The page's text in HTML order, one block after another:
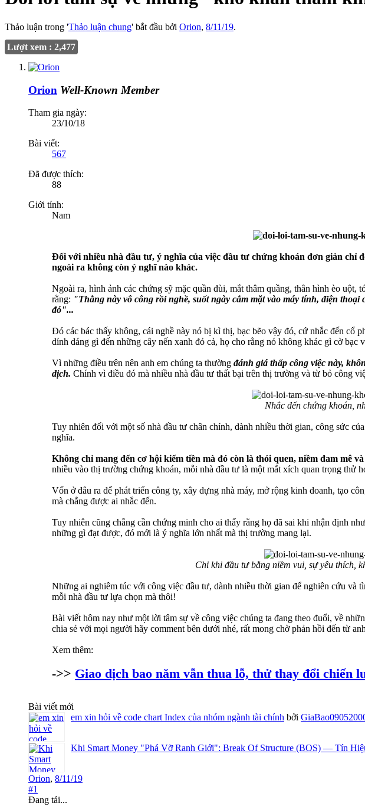
Thảo luận trong 'Thảo luận chung' bắt đầu bởi Orion, 8/11/19.
Lượt xem : 2,477
Orion Well-Known Member
Tham gia ngày:
23/10/18
Bài viết:
567
Đã được thích:
88
Giới tính:
Nam
Đối với nhiều nhà đầu tư, ý nghĩa của việc đầu tư chứng khoán đơn giản chỉ
ngoài ra không còn ý nghĩ nào khác.
Ngoài ra, hình ảnh các chứng sỹ mặc quần đùi, mắt thâm quầng, thân hình èo
rằng: "Thằng này vô công rồi nghề, suốt ngày cắm mặt vào máy tính, điện
đó"...
Đó các bác thấy không, cái nghề này nó bị kì thị, bạc bẽo vậy đó, cứ nhắc đến cổ
dính dáng gì đến những cây nến xanh đỏ cả, họ cho rằng nó không khác gì cờ bạc
Vì những điều trên nên anh em chúng ta thường đánh giá thấp công việc này,
dịch. Chính vì điều đó mà nhiều nhà đầu tư thất bại trên thị trường và từ bỏ công
Nhắc đến chứng khoán,
Tuy nhiên đối với một số nhà đầu tư chân chính, dành nhiều thời gian, công sức
nghĩa.
Không chỉ mang đến cơ hội kiếm tiền mà đó còn là thói quen, niềm đam mê
nhiều vào thị trường chứng khoán, mỗi nhà đầu tư là một mắt xích quan trọng thử
Vốn ở đâu ra để phát triển công ty, xây dựng nhà máy, mở rộng kinh doanh, tạo
mà chẳng được ai nhắc đến.
Tuy nhiên cũng chẳng cần chứng minh cho ai thấy rằng họ đã sai khi nhận định
những gì đạt được, đó mới là ý nghĩa lớn nhất mà thị trường mang lại.
Chỉ khi đầu tư bằng niềm vui, sự yêu thích,
Những ai nghiêm túc với công việc đầu tư, dành nhiều thời gian để nghiên cứu và
mỗi nhà đầu tư lựa chọn mà thôi!
Bài viết hôm nay như một lời tâm sự về công việc chúng ta đang theo đuổi, về
chia sẻ với mọi người hãy comment bên dưới nhé, rất mong chờ phản hồi đến từ
Xem thêm:
->> Giao dịch bao năm vẫn thua lỗ, thử thay đổi chiến
Bài viết mới
em xin hỏi về code chart Index của nhóm ngành tài chính bởi
Khi Smart Money "Phá Vỡ Ranh Giới": Break Of Structure (BOS) — Tín
Orion, 8/11/19
#1
Đang tải...